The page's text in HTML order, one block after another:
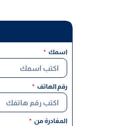
اسمك
رقم الهاتف
المغادرة من